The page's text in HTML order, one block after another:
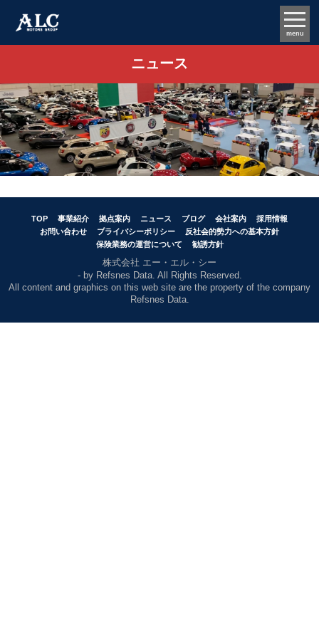
menu
ニュース
TOP 事業紹介 拠点案内 ニュース ブログ 会社案内
採用情報
お問い合わせ
プライバシーポリシー
反社会的勢力への基本方針
保険業務の運営について
勧誘方針
株式会社 エー・エル・シー
- by Refsnes Data. All Rights Reserved.
All content and graphics on this web site are the property of the company
Refsnes Data.